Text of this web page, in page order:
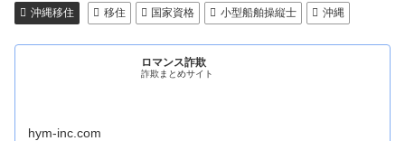
沖縄移住 移住 国家資格 小型船舶操縦士 沖縄
ロマンス詐欺
詐欺まとめサイト
hym-inc.com